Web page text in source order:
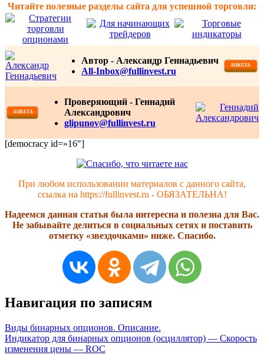
Читайте полезные разделы сайта для успешной торговли:
Автор - Александр Геннадьевич
All-Inbox@fullinvest.ru
АНКЕТА
АНКЕТА
Проверяющий - Геннадий
Александрович
glipunov@fullinvest.ru
[democracy id=»16″]
При любом использовании материалов с данного сайта,
ссылка на https://fullinvest.ru - ОБЯЗАТЕЛЬНА!
Надеемся данная статья была интересна и полезна для Вас.
Не забывайте делиться в социальных сетях и поставить
отметку «звездочками» ниже. Спасибо.
Навигация по записям
Виды бинарных опционов. Описание.
Индикатор для бинарных опционов (осциллятор) — Скорость
изменения цены — ROC